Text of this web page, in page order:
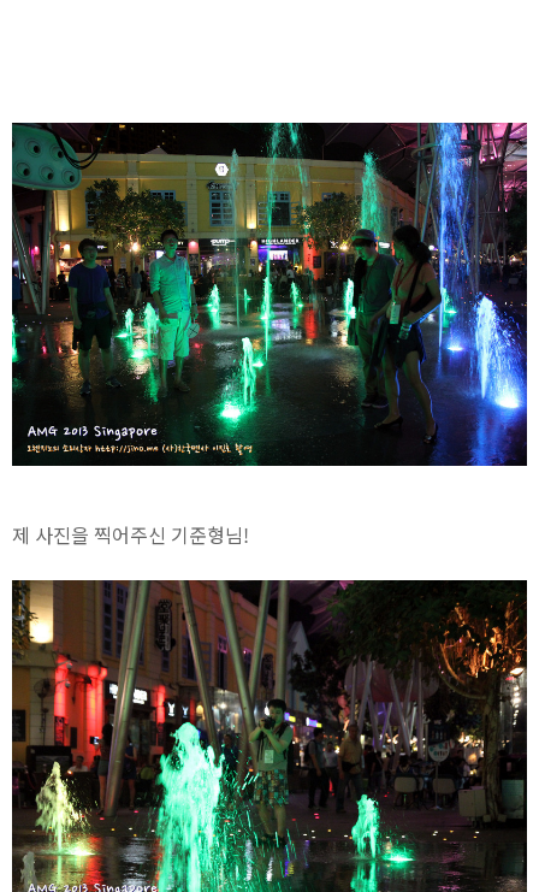
제 사진을 찍어주신 기준형님!